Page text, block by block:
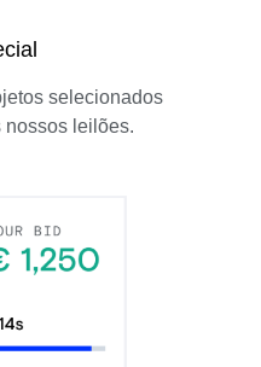
selecionados
nossos leilões.